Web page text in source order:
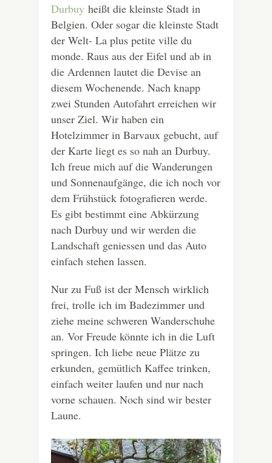
Durbuy heißt die kleinste Stadt in
Belgien. Oder sogar die kleinste Stadt
der Welt- La plus petite ville du
monde. Raus aus der Eifel und ab in
die Ardennen lautet die Devise an
diesem Wochenende. Nach knapp
zwei Stunden Autofahrt erreichen wir
unser Ziel. Wir haben ein
Hotelzimmer in Barvaux gebucht, auf
der Karte liegt es so nah an Durbuy.
Ich freue mich auf die Wanderungen
und Sonnenaufgänge, die ich noch vor
dem Frühstück fotografieren werde.
Es gibt bestimmt eine Abkürzung
nach Durbuy und wir werden die
Landschaft geniessen und das Auto
einfach stehen lassen.
Nur zu Fuß ist der Mensch wirklich
frei, trolle ich im Badezimmer und
ziehe meine schweren Wanderschuhe
an. Vor Freude könnte ich in die Luft
springen. Ich liebe neue Plätze zu
erkunden, gemütlich Kaffee trinken,
einfach weiter laufen und nur nach
vorne schauen. Noch sind wir bester
Laune.